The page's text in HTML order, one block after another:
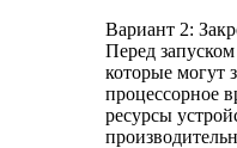
Вариант 2:
Перед
которые могут
процессорное
ресурсы